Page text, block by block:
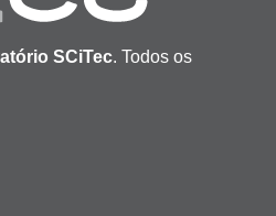
SCiTec. Todos os